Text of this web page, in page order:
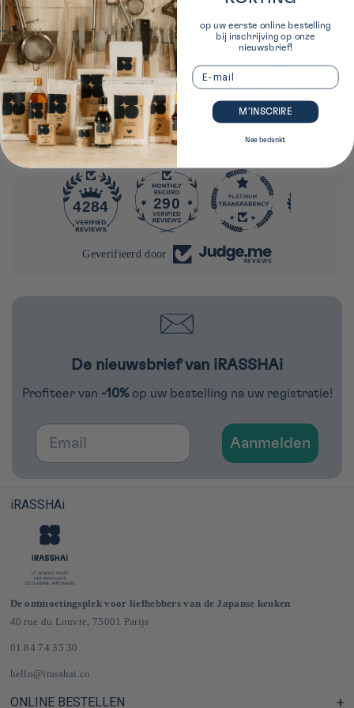
Toegewijd gebied
In de Japanse keuken op 40 Rue du Louvre,
Parijs 1
Loyaliteitsclub
aankopen en beloonde opdrachten &
exclusieve beloningen
4284 beoordelingen
290
Geverifieerd door
De nieuwsbrief van iRASSHAi
Profiteer van -10% op uw bestelling na uw registratie!
Email
Aanmelden
iRASSHAi
De ontmoetingsplek voor liefhebbers van de Japanse keuken
40 rue du Louvre, 75001 Parijs
01 84 74 35 30
hello@irasshai.co
ONLINE BESTELLEN
op uw eerste online bestelling
bij inschrijving op onze
nieuwsbrief!
Email
M’INSCRIRE
Nee bedankt